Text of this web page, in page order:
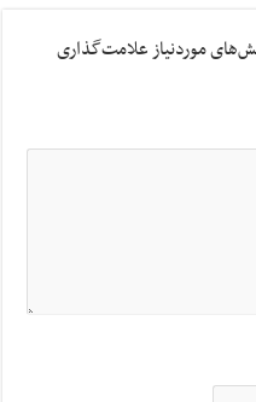
موردنیاز علامت‌گذاری